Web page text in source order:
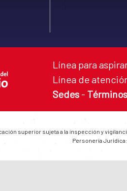
Línea para
Línea de
Sedes -
superior sujeta a la inspección y
Personería